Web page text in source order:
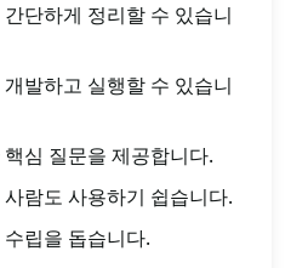
단하게 정리할 수 있습니
발하고 실행할 수 있습니
심 질문을 제공합니다.
람도 사용하기 쉽습니다.
립을 돕습니다.